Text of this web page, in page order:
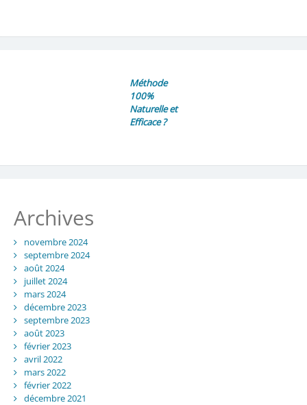
Méthode
100%
Naturelle et
Efficace ?
Archives
novembre 2024
septembre 2024
août 2024
juillet 2024
mars 2024
décembre 2023
septembre 2023
août 2023
février 2023
avril 2022
mars 2022
février 2022
décembre 2021